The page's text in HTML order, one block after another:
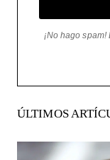
¡No hago spam!
ÚLTIMOS